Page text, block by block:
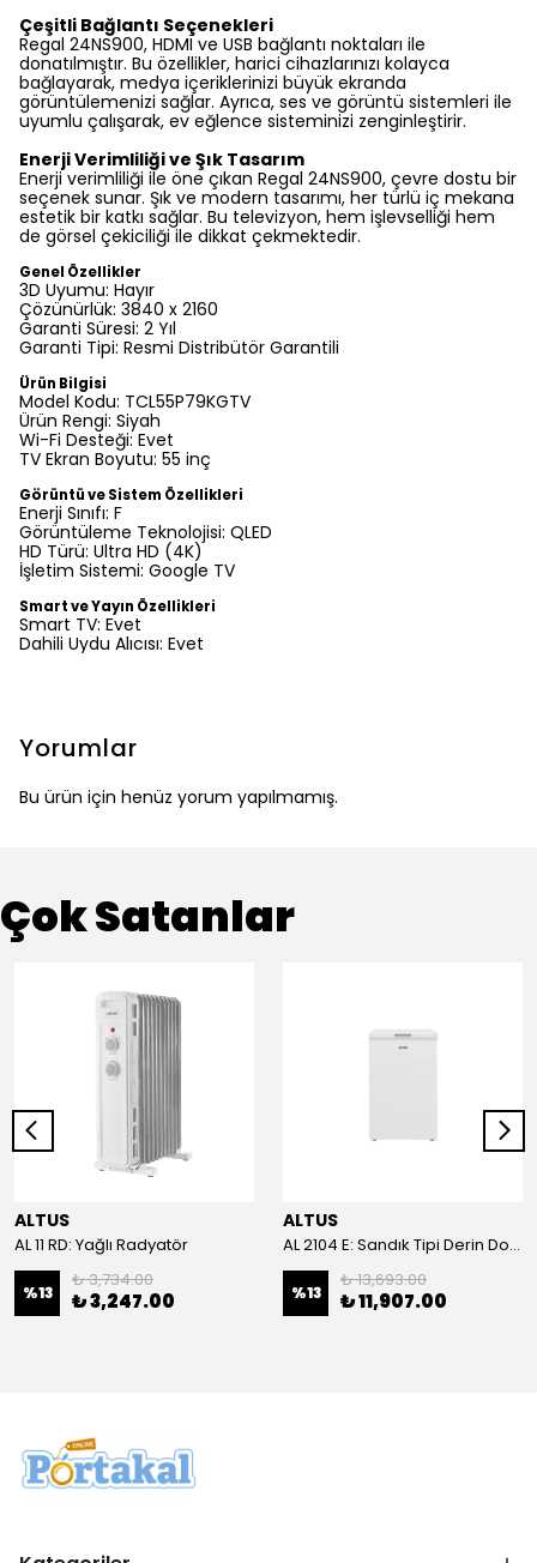
Çeşitli Bağlantı Seçenekleri
Regal 24NS900, HDMI ve USB bağlantı noktaları ile
donatılmıştır. Bu özellikler, harici cihazlarınızı kolayca
bağlayarak, medya içeriklerinizi büyük ekranda
görüntülemenizi sağlar. Ayrıca, ses ve görüntü sistemleri ile
uyumlu çalışarak, ev eğlence sisteminizi zenginleştirir.
Enerji Verimliliği ve Şık Tasarım
Enerji verimliliği ile öne çıkan Regal 24NS900, çevre dostu bir
seçenek sunar. Şık ve modern tasarımı, her türlü iç mekana
estetik bir katkı sağlar. Bu televizyon, hem işlevselliği hem
de görsel çekiciliği ile dikkat çekmektedir.
Genel Özellikler
3D Uyumu: Hayır
Çözünürlük: 3840 x 2160
Garanti Süresi: 2 Yıl
Garanti Tipi: Resmi Distribütör Garantili
Ürün Bilgisi
Model Kodu: TCL55P79KGTV
Ürün Rengi: Siyah
Wi-Fi Desteği: Evet
TV Ekran Boyutu: 55 inç
Görüntü ve Sistem Özellikleri
Enerji Sınıfı: F
Görüntüleme Teknolojisi: QLED
HD Türü: Ultra HD (4K)
İşletim Sistemi: Google TV
Smart ve Yayın Özellikleri
Smart TV: Evet
Dahili Uydu Alıcısı: Evet
Yorumlar
Bu ürün için henüz yorum yapılmamış.
Çok Satanlar
ALTUS
AL 11 RD: Yağlı Radyatör
%13
₺ 3,734.00
₺ 3,247.00
ALTUS
AL 2104 E: Sandık Tipi Derin Dondurucu
%13
₺ 13,693.00
₺ 11,907.00